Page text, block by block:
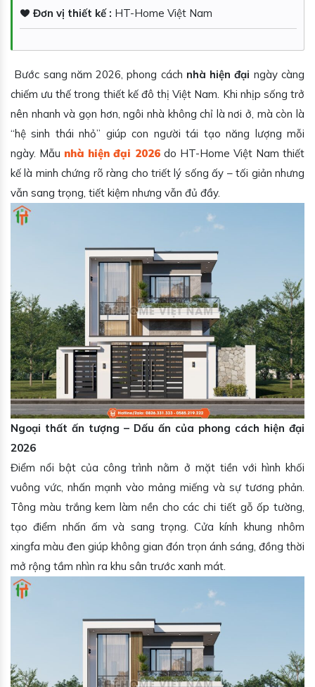
Đơn vị thiết kế : HT-Home Việt Nam
Bước sang năm 2026, phong cách nhà hiện đại ngày càng
chiếm ưu thế trong thiết kế đô thị Việt Nam. Khi nhịp sống trở
nên nhanh và gọn hơn, ngôi nhà không chỉ là nơi ở, mà còn là
“hệ sinh thái nhỏ” giúp con người tái tạo năng lượng mỗi
ngày. Mẫu nhà hiện đại 2026do HT-Home Việt Nam thiết
kế là minh chứng rõ ràng cho triết lý sống ấy – tối giản nhưng
vẫn sang trọng, tiết kiệm nhưng vẫn đủ đầy.
Ngoại thất ấn tượng – Dấu ấn của phong cách hiện đại
2026
Điểm nổi bật của công trình nằm ở mặt tiền với hình khối
vuông vức, nhấn mạnh vào mảng miếng và sự tương phản.
Tông màu trắng kem làm nền cho các chi tiết gỗ ốp tường,
tạo điểm nhấn ấm và sang trọng. Cửa kính khung nhôm
xingfa màu đen giúp không gian đón trọn ánh sáng, đồng thời
mở rộng tầm nhìn ra khu sân trước xanh mát.